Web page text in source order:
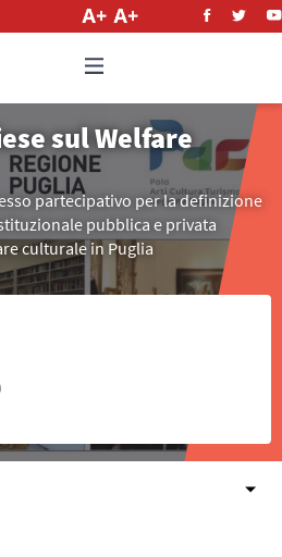
sul Welfare
partecipativo per la definizione
pubblica e privata
culturale in Puglia